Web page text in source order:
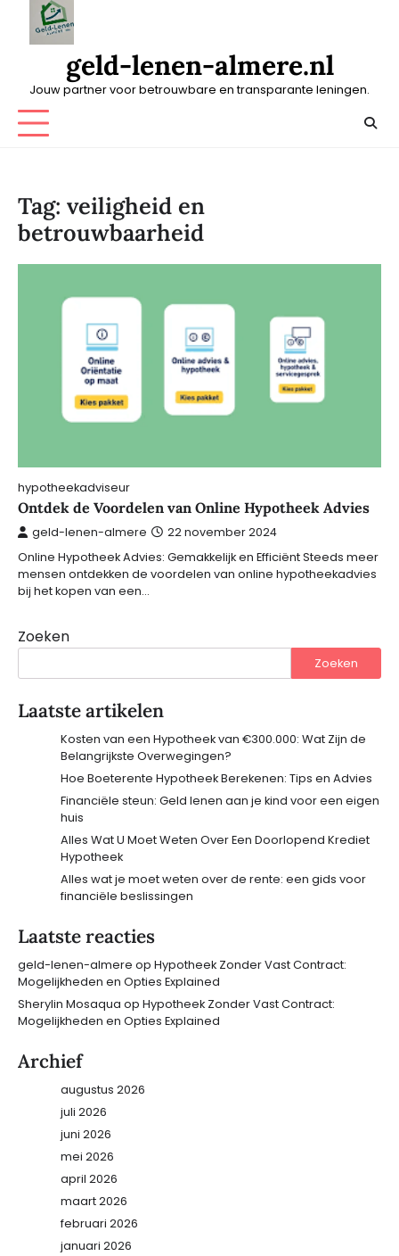
geld-lenen-almere.nl
Jouw partner voor betrouwbare en transparante leningen.
Tag: veiligheid en
betrouwbaarheid
hypotheekadviseur
Ontdek de Voordelen van Online Hypotheek Advies
geld-lenen-almere 22 november 2024
Online Hypotheek Advies: Gemakkelijk en Efficiënt Steeds meer
mensen ontdekken de voordelen van online hypotheekadvies
bij het kopen van een…
Zoeken
Zoeken
Laatste artikelen
Kosten van een Hypotheek van €300.000: Wat Zijn de
Belangrijkste Overwegingen?
Hoe Boeterente Hypotheek Berekenen: Tips en Advies
Financiële steun: Geld lenen aan je kind voor een eigen
huis
Alles Wat U Moet Weten Over Een Doorlopend Krediet
Hypotheek
Alles wat je moet weten over de rente: een gids voor
financiële beslissingen
Laatste reacties
geld-lenen-almere op Hypotheek Zonder Vast Contract:
Mogelijkheden en Opties Explained
Sherylin Mosaqua op Hypotheek Zonder Vast Contract:
Mogelijkheden en Opties Explained
Archief
augustus 2026
juli 2026
juni 2026
mei 2026
april 2026
maart 2026
februari 2026
januari 2026